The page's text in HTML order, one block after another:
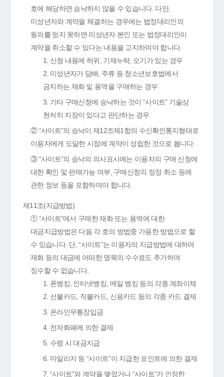
호에 해당하면 승낙하지 않을 수 있습니다. 다만,
미성년자와 계약을 체결하는 경우에는 법정대리인의
동의를 얻지 못하면 미성년자 본인 또는 법정대리인이
계약을 취소할 수 있다는 내용을 고지하여야 합니다.
1. 신청 내용에 허위, 기재누락, 오기가 있는 경우
2. 미성년자가 담배, 주류 등 청소년보호법에서
금지하는 재화 및 용역을 구매하는 경우
3. 기타 구매신청에 승낙하는 것이 “사이트” 기술상
현저히 지장이 있다고 판단하는 경우
② “사이트”의 승낙이 제12조제1항의 수신확인통지형태로
이용자에게 도달한 시점에 계약이 성립한 것으로 봅니다.
③ “사이트”의 승낙의 의사표시에는 이용자의 구매 신청에
대한 확인 및 판매가능 여부, 구매신청의 정정 취소 등에
관한 정보 등을 포함하여야 합니다.
제11조(지급방법)
① “사이트”에서 구매한 재화 또는 용역에 대한
대금지급방법은 다음 각 호의 방법중 가용한 방법으로 할
수 있습니다. 단, “사이트”는 이용자의 지급방법에 대하여
재화 등의 대금에 어떠한 명목의 수수료도 추가하여
징수할 수 없습니다.
1. 폰뱅킹, 인터넷뱅킹, 메일 뱅킹 등의 각종 계좌이체
2. 선불카드, 직불카드, 신용카드 등의 각종 카드 결제
3. 온라인무통장입금
4. 전자화폐에 의한 결제
5. 수령 시 대금지급
6. 마일리지 등 “사이트”이 지급한 포인트에 의한 결제
7. “사이트”와 계약을 맺었거나 “사이트”가 인정한